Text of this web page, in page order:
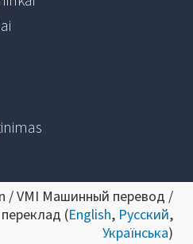
/ VMI Машинный перевод /
(English, Русский,
Українська)